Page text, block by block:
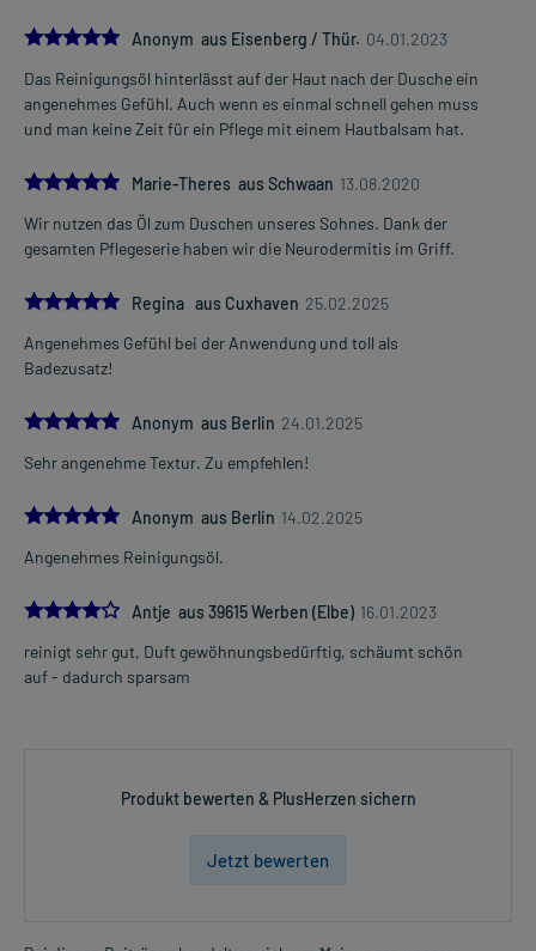
5.0Anonym aus Eisenberg / Thür. 04.01.2023
Das Reinigungsöl hinterlässt auf der Haut nach der Dusche ein
angenehmes Gefühl. Auch wenn es einmal schnell gehen muss
und man keine Zeit für ein Pflege mit einem Hautbalsam hat.
5.0
Marie-Theres aus Schwaan 13.08.2020
Wir nutzen das Öl zum Duschen unseres Sohnes. Dank der
gesamten Pflegeserie haben wir die Neurodermitis im Griff.
5.0
Regina aus Cuxhaven 25.02.2025
Angenehmes Gefühl bei der Anwendung und toll als
Badezusatz!
5.0Anonym aus Berlin 24.01.2025
Sehr angenehme Textur. Zu empfehlen!
5.0Anonym aus Berlin 14.02.2025
Angenehmes Reinigungsöl.
4.0Antje aus 39615 Werben (Elbe) 16.01.2023
reinigt sehr gut, Duft gewöhnungsbedürftig, schäumt schön
auf - dadurch sparsam
Produkt bewerten & PlusHerzen sichern
Jetzt bewerten